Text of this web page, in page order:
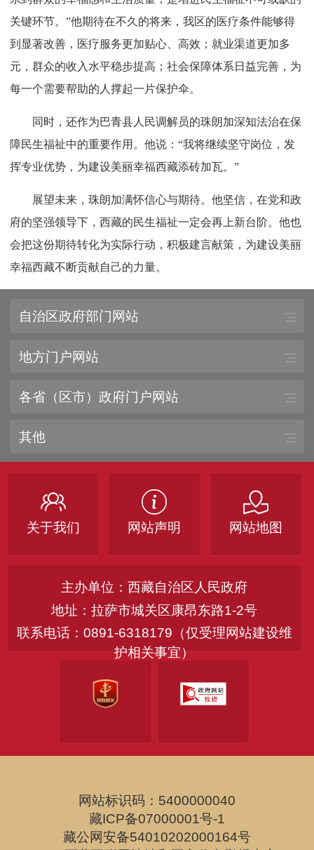
关键环节。”他期待在不久的将来，我区的医疗条件能够得
到显著改善，医疗服务更加贴心、高效；就业渠道更加多
元，群众的收入水平稳步提高；社会保障体系日益完善，为
每一个需要帮助的人撑起一片保护伞。
同时，还作为巴青县人民调解员的珠朗加深知法治在保
障民生福祉中的重要作用。他说：“我将继续坚守岗位，发
挥专业优势，为建设美丽幸福西藏添砖加瓦。”
展望未来，珠朗加满怀信心与期待。他坚信，在党和政
府的坚强领导下，西藏的民生福祉一定会再上新台阶。他也
会把这份期待转化为实际行动，积极建言献策，为建设美丽
幸福西藏不断贡献自己的力量。
自治区政府部门网站
地方门户网站
各省（区市）政府门户网站
其他
关于我们 网站声明 网站地图
主办单位：西藏自治区人民政府
地址：拉萨市城关区康昂东路1-2号
联系电话：0891-6318179（仅受理网站建设维
护相关事宜）
网站标识码：5400000040
藏ICP备07000001号-1
藏公网安备54010202000164号